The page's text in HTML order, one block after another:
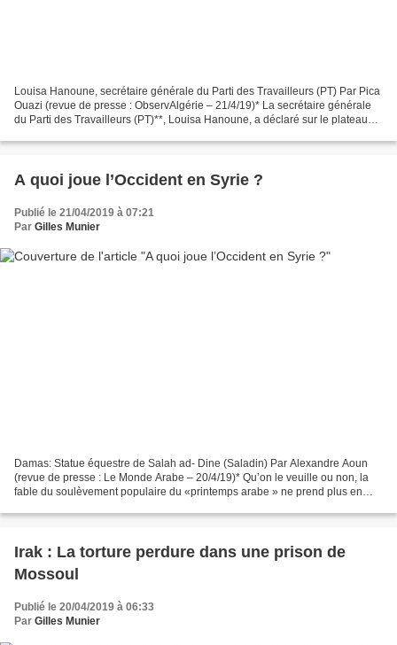
Louisa Hanoune, secrétaire générale du Parti des Travailleurs (PT) Par Pica
Ouazi (revue de presse : ObservAlgérie – 21/4/19)* La secrétaire générale
du Parti des Travailleurs (PT)**, Louisa Hanoune, a déclaré sur le plateau
A quoi joue l’Occident en Syrie ?
Publié le 21/04/2019 à 07:21
Par Gilles Munier
Damas: Statue équestre de Salah ad- Dine (Saladin) Par Alexandre Aoun
(revue de presse : Le Monde Arabe – 20/4/19)* Qu’on le veuille ou non, la
fable du soulèvement populaire du «printemps arabe » ne prend plus en
Irak : La torture perdure dans une prison de
Mossoul
Publié le 20/04/2019 à 06:33
Par Gilles Munier